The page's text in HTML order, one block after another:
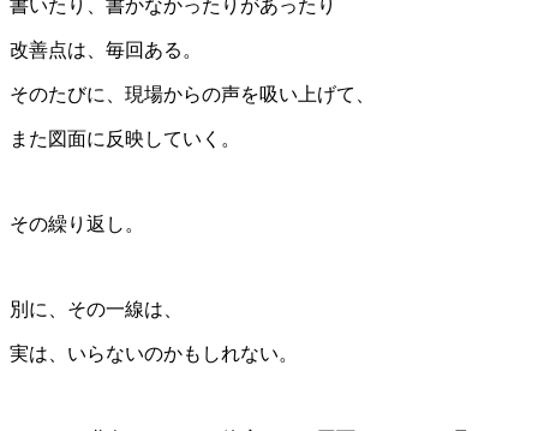
書いたり、書かなかったりがあったり
改善点は、毎回ある。
そのたびに、現場からの声を吸い上げて、
また図面に反映していく。
その繰り返し。
別に、その一線は、
実は、いらないのかもしれない。